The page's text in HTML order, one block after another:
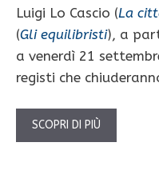
Luigi Lo Cascio (La
(Gli equilibristi), a
a venerdì 21
registi che
SCOPRI DI PIÙ